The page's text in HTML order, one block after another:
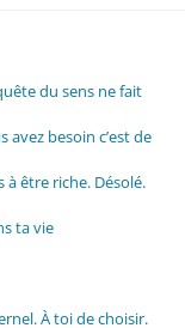
du sens ne fait
besoin c’est de
à être riche. Désolé.
ta vie
À toi de choisir.